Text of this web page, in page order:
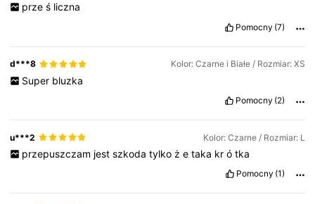
prze ś liczna
Pomocny (7)
d***8 Kolor: Czarne i Białe / Rozmiar: XS
Super bluzka
Pomocny (2)
u***2 Kolor: Czarne / Rozmiar: L
przepuszczam jest szkoda tylko ż e taka kr ó tka
Pomocny (1)